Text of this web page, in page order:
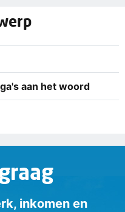
aan het woord
inkomen en